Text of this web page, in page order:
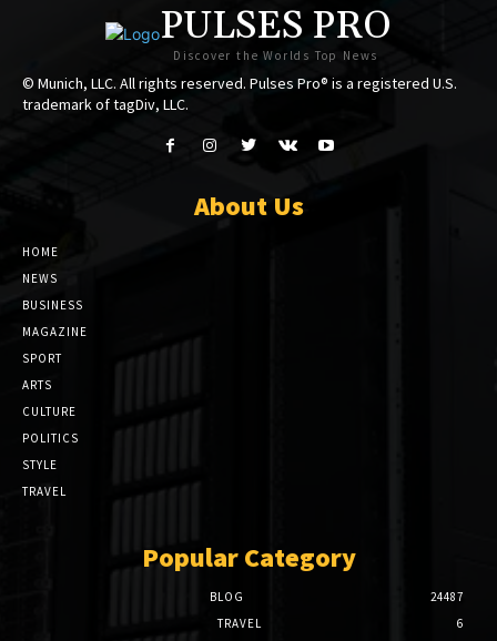
PULSES PRO
Discover the Worlds Top News
© Munich, LLC. All rights reserved. Pulses Pro® is a registered U.S.
trademark of tagDiv, LLC.
About Us
HOME
NEWS
BUSINESS
MAGAZINE
SPORT
ARTS
CULTURE
POLITICS
STYLE
TRAVEL
Popular Category
BLOG
24487
TRAVEL
6